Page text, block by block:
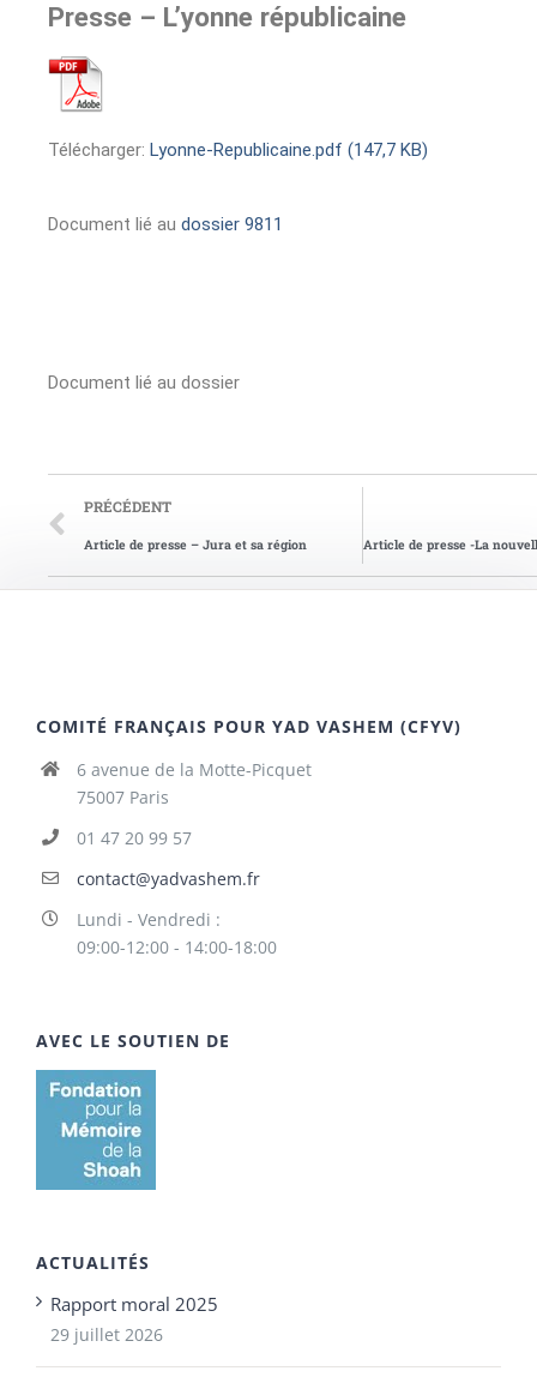
Presse – L’yonne républicaine
Télécharger: Lyonne-Republicaine.pdf (147,7 KB)
Document lié au dossier 9811
Document lié au dossier
PRÉCÉDENT
Article de presse – Jura et sa région
COMITÉ FRANÇAIS POUR YAD VASHEM (CFYV)
6 avenue de la Motte-Picquet
75007 Paris
01 47 20 99 57
contact@yadvashem.fr
Lundi - Vendredi :
09:00-12:00 - 14:00-18:00
AVEC LE SOUTIEN DE
ACTUALITÉS
Rapport moral 2025
29 juillet 2026